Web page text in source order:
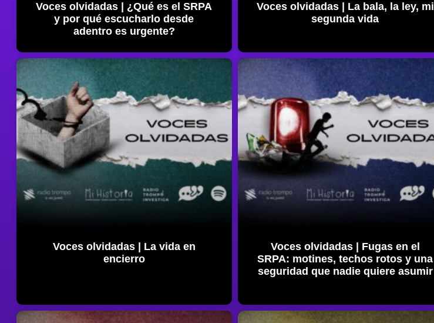
Voces olvidadas | ¿Qué es el SRPA
y por qué escucharlo desde
adentro es urgente?
Voces olvidadas | La bala, la ley, mi
segunda vida
Voces olvidadas | La vida en
encierro
Voces olvidadas | Fugas en el
SRPA: motines, techos rotos y una
seguridad que nadie quiere asumir